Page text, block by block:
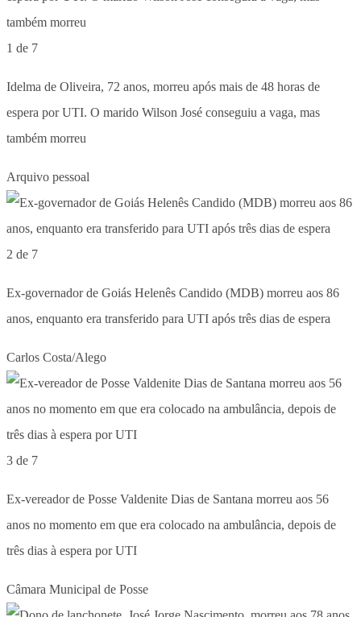
1 de 7
Idelma de Oliveira, 72 anos, morreu após mais de 48 horas de
espera por UTI. O marido Wilson José conseguiu a vaga, mas
também morreu
Arquivo pessoal
2 de 7
Ex-governador de Goiás Helenês Candido (MDB) morreu aos 86
anos, enquanto era transferido para UTI após três dias de espera
Carlos Costa/Alego
3 de 7
Ex-vereador de Posse Valdenite Dias de Santana morreu aos 56
anos no momento em que era colocado na ambulância, depois de
três dias à espera por UTI
Câmara Municipal de Posse